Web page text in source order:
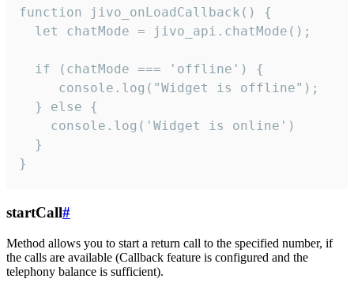
function jivo_onLoadCallback() {
  let chatMode = jivo_api.chatMode();
  if (chatMode === 'offline') {
     console.log("Widget is offline");
  } else {
    console.log('Widget is online')
  }
}
startCall#
Method allows you to start a return call to the specified number, if
the calls are available (Callback feature is configured and the
telephony balance is sufficient).